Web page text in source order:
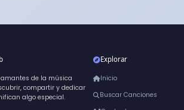
de la música
compartir y dedicar
algo especial.
Explorar
Inicio
Buscar Canciones